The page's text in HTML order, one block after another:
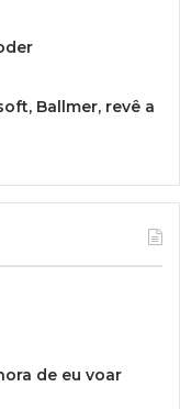
Ballmer, revê a
de eu voar